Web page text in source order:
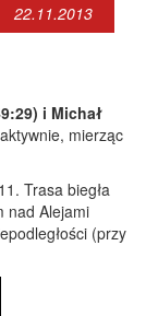
22.11.2013
i Michał
mierząc
Trasa biegła
nad Alejami
(przy